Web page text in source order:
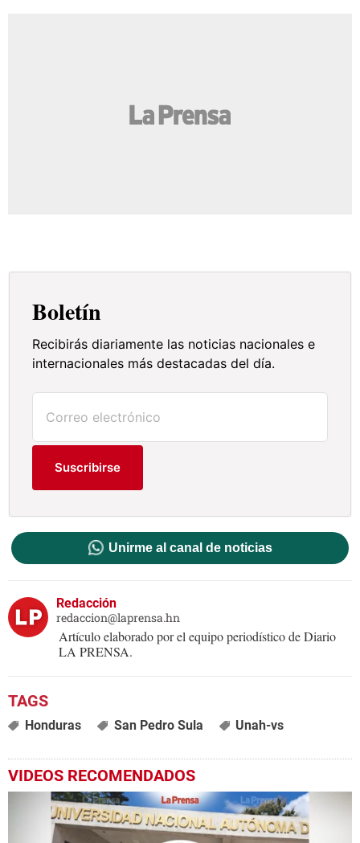
Boletín
Recibirás diariamente las noticias nacionales e
internacionales más destacadas del día.
Suscribirse
Unirme al canal de noticias
Redacción
redaccion@laprensa.hn
Artículo elaborado por el equipo periodístico de Diario
LA PRENSA.
Honduras San Pedro Sula Unah-vs
VIDEOS RECOMENDADOS